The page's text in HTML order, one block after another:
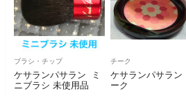
ブラシ・チップ
ケサランパサラン ミ
ニブラシ 未使用品
チーク
ケサランパサラ
ーク